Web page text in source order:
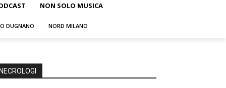
NON SOLO MUSICA
DUGNANO NORD MILANO
NECROLOGI